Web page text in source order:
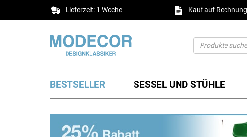
Lieferzeit: 1 Woche Kauf auf Rechnung
BESTSELLER SESSEL UND STÜHLE